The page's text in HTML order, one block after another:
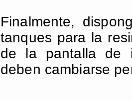
Finalmente,
tanques para la
de la pantalla de
deben cambiarse